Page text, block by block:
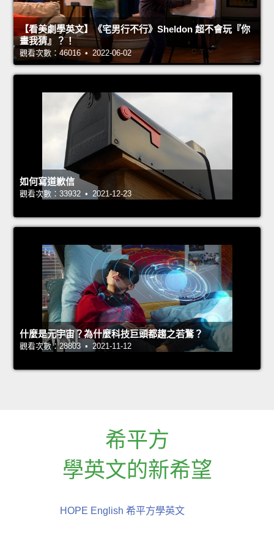
【看美劇學英文】《宅男行不行》Sheldon 超不會玩『你
畫我猜』？！
觀看次數：46016 • 2022-06-02
如何寫道歉信
觀看次數：33932 • 2021-12-23
什麼是元宇宙？為什麼科技巨頭都趨之若鶩？
觀看次數：28803 • 2021-11-12
希平方
學英文的新希望
HOPE English 希平方學英文